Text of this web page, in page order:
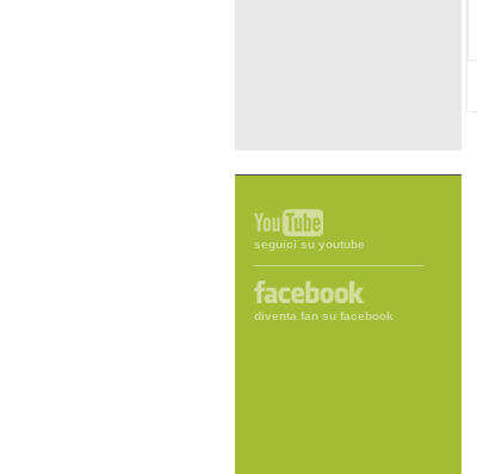
seguici su youtube
diventa fan su facebook